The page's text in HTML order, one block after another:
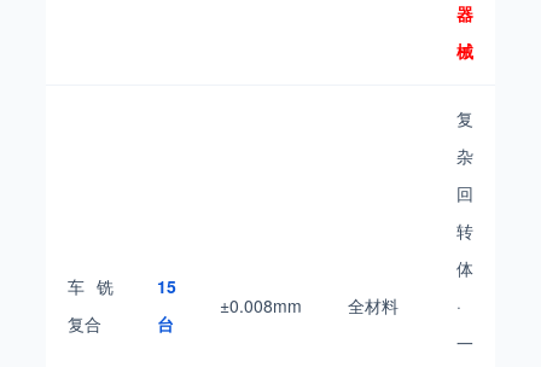
器
械
车铣
复合
15
台
±0.008mm 全材料
复
杂
回
转
体
·
一